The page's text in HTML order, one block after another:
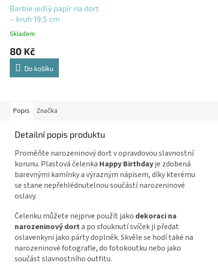
Barbie jedlý papír na dort
– kruh 19,5 cm
Skladem
80 Kč
Do košíku
Popis Značka
Detailní popis produktu
Proměňte narozeninový dort v opravdovou slavnostní
korunu. Plastová čelenka Happy Birthdayje zdobená
barevnými kamínky a výrazným nápisem, díky kterému
se stane nepřehlédnutelnou součástí narozeninové
oslavy.
Čelenku můžete nejprve použít jako dekoraci na
narozeninový dorta po sfouknutí svíček ji předat
oslavenkyni jako párty doplněk. Skvěle se hodí také na
narozeninové fotografie, do fotokoutku nebo jako
součást slavnostního outfitu.